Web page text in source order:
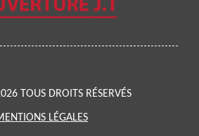
TOUS DROITS RÉSERVÉS
LÉGALES